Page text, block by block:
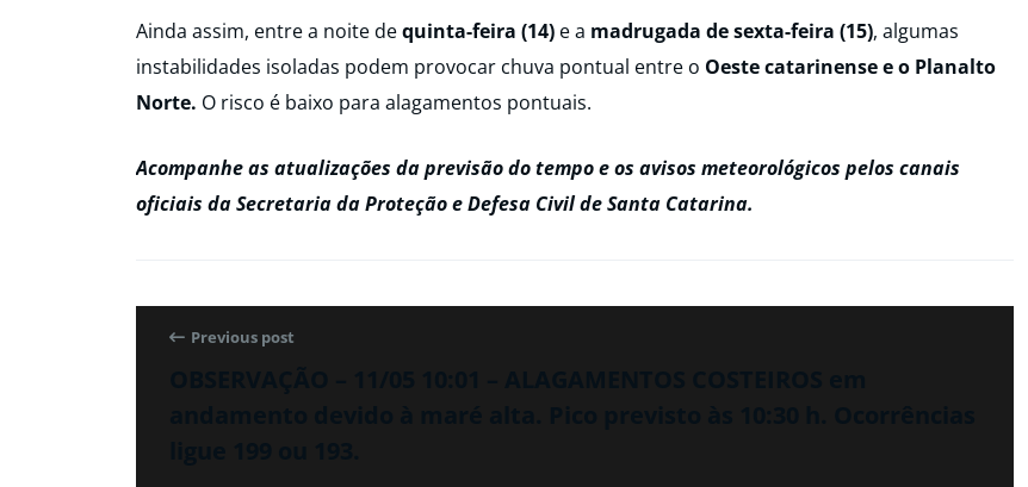
Ainda assim, entre a noite dequinta-feira (14) e a madrugada de sexta-feira (15), algumas
instabilidades isoladas podem provocar chuva pontual entre o Oeste catarinense e o Planalto
Norte. O risco é baixo para alagamentos pontuais.
Acompanhe as atualizações da previsão do tempo e os avisos meteorológicos pelos canais
oficiais da Secretaria da Proteção e Defesa Civil de Santa Catarina.
Previous post